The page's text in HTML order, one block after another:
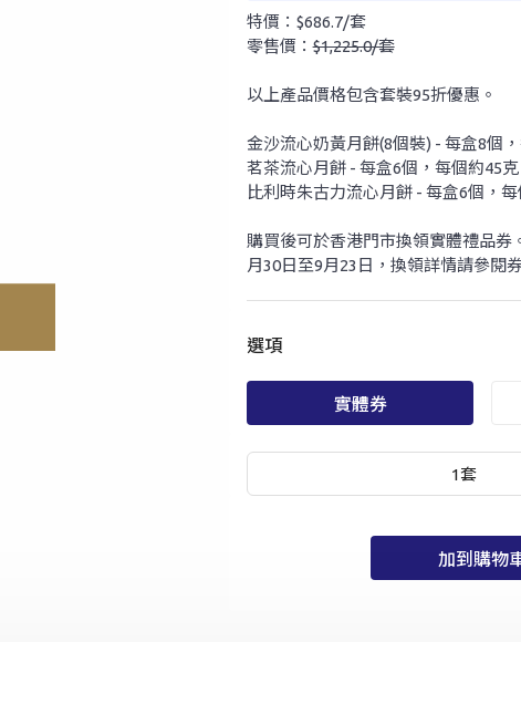
特價：$686.7/套
零售價：$1,225.0/套
以上產品價格包含套裝95折優惠。
金沙流心奶黃月餅(8個裝) - 每盒8個
茗茶流心月餅 - 每盒6個，每個約45克
比利時朱古力流心月餅 - 每盒6個，
購買後可於香港門市換領實體禮品券
月30日至9月23日，換領詳情請參閱
選項
實體券
1套
加到購物